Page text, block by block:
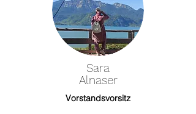
Sara
Alnaser
Vorstandsvorsitz